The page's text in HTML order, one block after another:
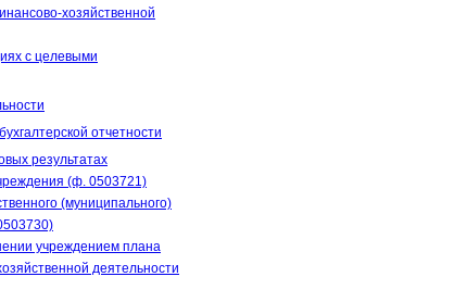
хозяйственной
с целевыми
отчетности
результатах
(ф. 0503721)
(муниципального)
учреждением плана
деятельности